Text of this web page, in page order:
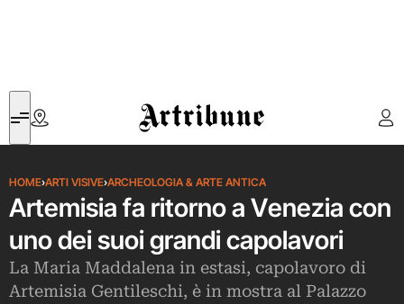
Artribune
HOME›ARTI VISIVE›ARCHEOLOGIA & ARTE ANTICA
Artemisia fa ritorno a Venezia con
uno dei suoi grandi capolavori
La Maria Maddalena in estasi, capolavoro di
Artemisia Gentileschi, è in mostra al Palazzo